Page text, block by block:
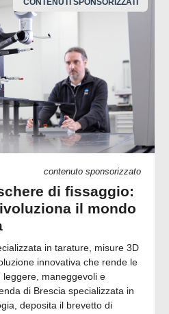
CONTENUTI SPONSORIZZATI
contenuto sponsorizzato
di fissaggio:
il mondo
in tarature, misure 3D
innovativa che rende le
maneggevoli e
di Brescia specializzata in
deposita il brevetto di